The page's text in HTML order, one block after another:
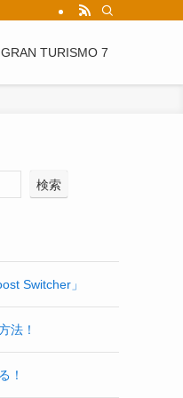
GRAN TURISMO 7
検索
Switcher」
法！
！